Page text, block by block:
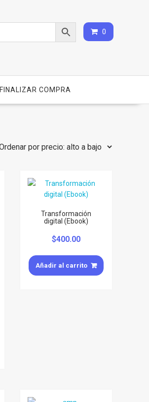
0
FINALIZAR COMPRA
Transformación
digital (Ebook)
$400.00
Añadir al carrito